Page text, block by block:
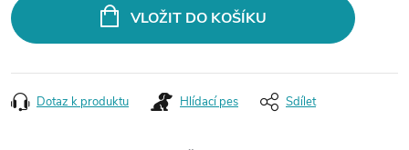
VLOŽIT DO KOŠÍKU
Dotaz k produktu Hlídací pes Sdílet